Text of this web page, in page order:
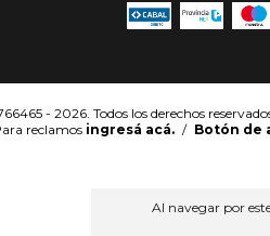
Al navegar por
- 2026. Todos los derechos
reclamos ingresá acá. / Botón de